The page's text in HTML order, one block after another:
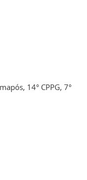
14° CPPG, 7°